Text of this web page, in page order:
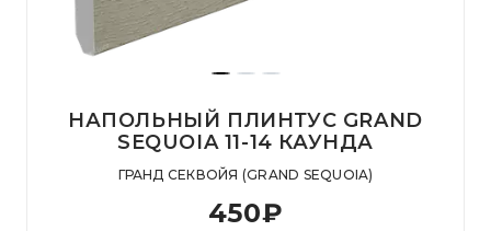
НАПОЛЬНЫЙ ПЛИНТУС GRAND
SEQUOIA 11-14 КАУНДА
ГРАНД СЕКВОЙЯ (GRAND SEQUOIA)
450₽